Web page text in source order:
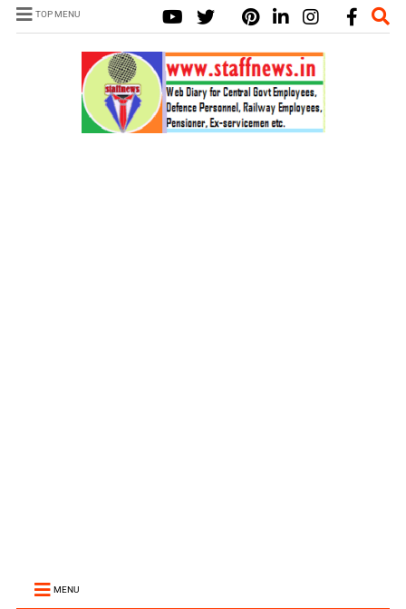
TOP MENU
MENU